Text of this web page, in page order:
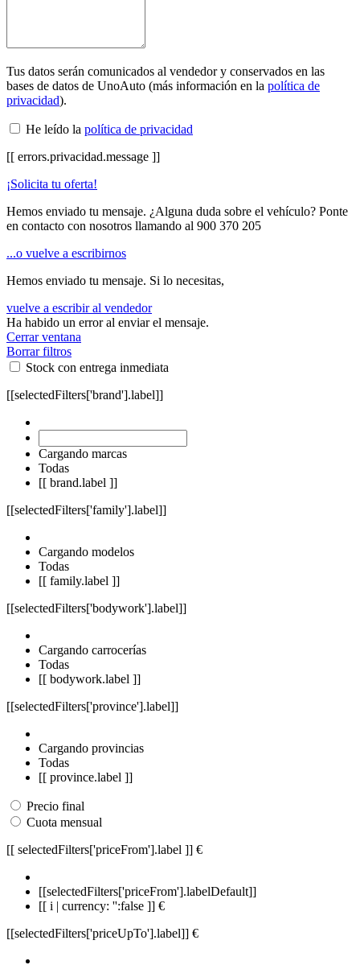
Tus datos serán comunicados al vendedor y conservados en las
bases de datos de UnoAuto (más información en la política de
privacidad).
He leído la política de privacidad
[[ errors.privacidad.message ]]
¡Solicita tu oferta!
Hemos enviado tu mensaje. ¿Alguna duda sobre el vehículo? Ponte
en contacto con nosotros llamando al 900 370 205
...o vuelve a escribirnos
Hemos enviado tu mensaje. Si lo necesitas,
vuelve a escribir al vendedor
Ha habido un error al enviar el mensaje.
Cerrar ventana
Borrar filtros
Stock con entrega inmediata
[[selectedFilters['brand'].label]]
Cargando marcas
Todas
[[ brand.label ]]
[[selectedFilters['family'].label]]
Cargando modelos
Todas
[[ family.label ]]
[[selectedFilters['bodywork'].label]]
Cargando carrocerías
Todas
[[ bodywork.label ]]
[[selectedFilters['province'].label]]
Cargando provincias
Todas
[[ province.label ]]
Precio final
Cuota mensual
[[ selectedFilters['priceFrom'].label ]] €
[[selectedFilters['priceFrom'].labelDefault]]
[[ i | currency: '':false ]] €
[[selectedFilters['priceUpTo'].label]] €